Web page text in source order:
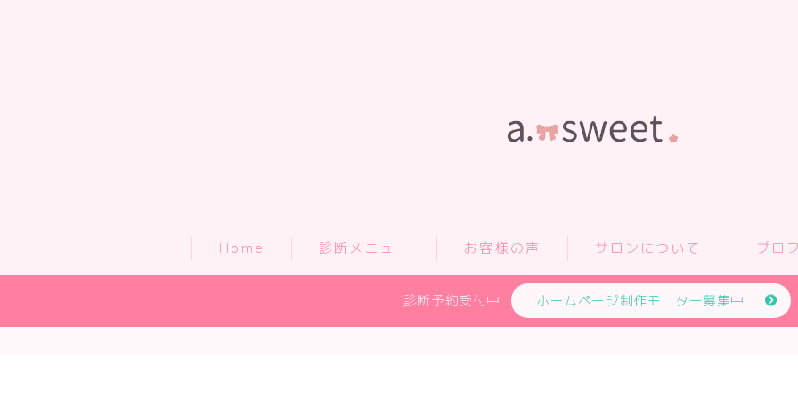
Home 診断メニュー お客様の声 サロンについて プロ
診断予約受付中 ホームページ制作モニター募集中